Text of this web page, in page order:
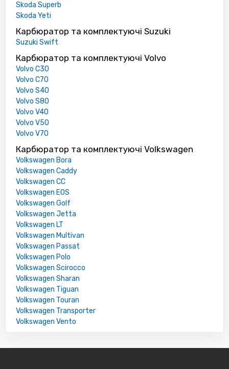
Skoda Superb
Skoda Yeti
Карбюратор та комплектуючі Suzuki
Suzuki Swift
Карбюратор та комплектуючі Volvo
Volvo C30
Volvo C70
Volvo S40
Volvo S80
Volvo V40
Volvo V50
Volvo V70
Карбюратор та комплектуючі Volkswagen
Volkswagen Bora
Volkswagen Caddy
Volkswagen CC
Volkswagen EOS
Volkswagen Golf
Volkswagen Jetta
Volkswagen LT
Volkswagen Multivan
Volkswagen Passat
Volkswagen Polo
Volkswagen Scirocco
Volkswagen Sharan
Volkswagen Tiguan
Volkswagen Touran
Volkswagen Transporter
Volkswagen Vento